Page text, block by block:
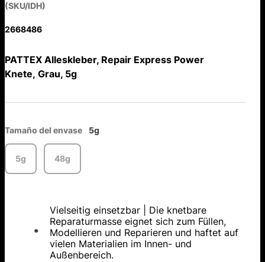
(SKU/IDH)
2668486
PATTEX Alleskleber, Repair Express Power
Knete, Grau, 5g
Tamaño del envase 5g
5g 48g
Vielseitig einsetzbar | Die knetbare
Reparaturmasse eignet sich zum Füllen,
Modellieren und Reparieren und haftet auf
vielen Materialien im Innen- und
Außenbereich.